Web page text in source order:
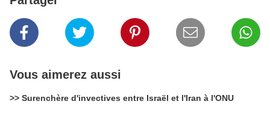
Vous aimerez aussi
>> Surenchère d'invectives entre Israël et l'Iran à l'ONU